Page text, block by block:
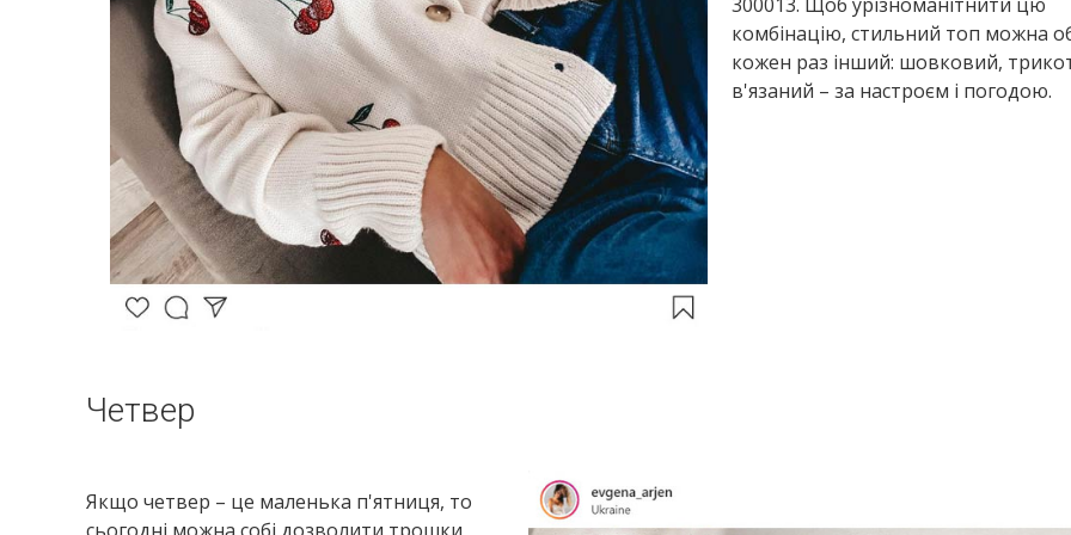
комбінацію, стильний топ можна
кожен раз інший: шовковий,
в'язаний – за настроєм і погодою.
Четвер
Якщо четвер – це маленька п'ятниця, то
сьогодні можна собі дозволити трошки